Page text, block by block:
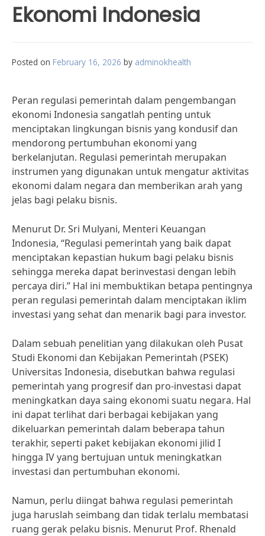
Ekonomi Indonesia
Posted on February 16, 2026 by adminokhealth
Peran regulasi pemerintah dalam pengembangan
ekonomi Indonesia sangatlah penting untuk
menciptakan lingkungan bisnis yang kondusif dan
mendorong pertumbuhan ekonomi yang
berkelanjutan. Regulasi pemerintah merupakan
instrumen yang digunakan untuk mengatur aktivitas
ekonomi dalam negara dan memberikan arah yang
jelas bagi pelaku bisnis.
Menurut Dr. Sri Mulyani, Menteri Keuangan
Indonesia, “Regulasi pemerintah yang baik dapat
menciptakan kepastian hukum bagi pelaku bisnis
sehingga mereka dapat berinvestasi dengan lebih
percaya diri.” Hal ini membuktikan betapa pentingnya
peran regulasi pemerintah dalam menciptakan iklim
investasi yang sehat dan menarik bagi para investor.
Dalam sebuah penelitian yang dilakukan oleh Pusat
Studi Ekonomi dan Kebijakan Pemerintah (PSEK)
Universitas Indonesia, disebutkan bahwa regulasi
pemerintah yang progresif dan pro-investasi dapat
meningkatkan daya saing ekonomi suatu negara. Hal
ini dapat terlihat dari berbagai kebijakan yang
dikeluarkan pemerintah dalam beberapa tahun
terakhir, seperti paket kebijakan ekonomi jilid I
hingga IV yang bertujuan untuk meningkatkan
investasi dan pertumbuhan ekonomi.
Namun, perlu diingat bahwa regulasi pemerintah
juga haruslah seimbang dan tidak terlalu membatasi
ruang gerak pelaku bisnis. Menurut Prof. Rhenald